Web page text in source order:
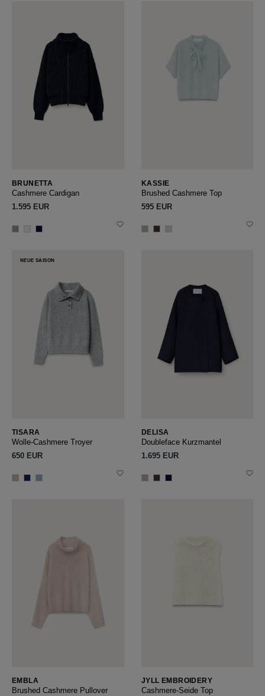
BRUNETTA
Cashmere Cardigan
1.595 EUR
KASSIE
Brushed Cashmere Top
595 EUR
NEUE SAISON
TISARA
Wolle-Cashmere Troyer
650 EUR
DELISA
Doubleface Kurzmantel
1.695 EUR
EMBLA
Brushed Cashmere Pullover
JYLL EMBROIDERY
Cashmere-Seide Top